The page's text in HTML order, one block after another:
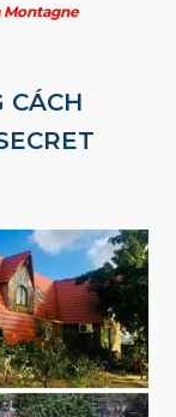
Montagne
CÁCH